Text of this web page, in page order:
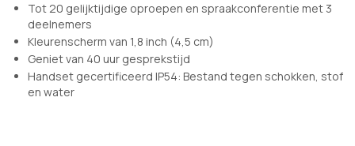
Tot 20 gelijktijdige oproepen en spraakconferentie met 3
deelnemers
Kleurenscherm van 1,8 inch (4,5 cm)
Geniet van 40 uur gesprekstijd
Handset gecertificeerd IP54: Bestand tegen schokken, stof
en water